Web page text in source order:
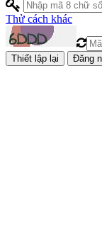
Thử cách khác
Đăng